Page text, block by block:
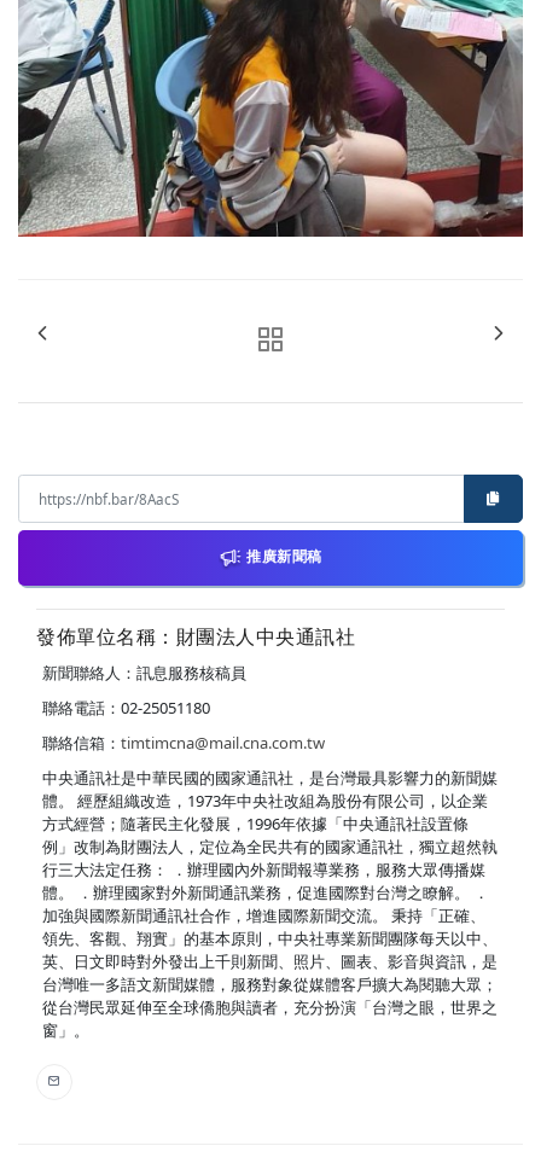
推廣新聞稿
發佈單位名稱：財團法人中央通訊社
新聞聯絡人：訊息服務核稿員
聯絡電話：02-25051180
聯絡信箱： timtimcna@mail.cna.com.tw
中央通訊社是中華民國的國家通訊社，是台灣最具影響力的新聞媒
體。 經歷組織改造，1973年中央社改組為股份有限公司，以企業
方式經營；隨著民主化發展，1996年依據「中央通訊社設置條
例」改制為財團法人，定位為全民共有的國家通訊社，獨立超然執
行三大法定任務： ．辦理國內外新聞報導業務，服務大眾傳播媒
體。 ．辦理國家對外新聞通訊業務，促進國際對台灣之瞭解。 ．
加強與國際新聞通訊社合作，增進國際新聞交流。 秉持「正確、
領先、客觀、翔實」的基本原則，中央社專業新聞團隊每天以中、
英、日文即時對外發出上千則新聞、照片、圖表、影音與資訊，是
台灣唯一多語文新聞媒體，服務對象從媒體客戶擴大為閱聽大眾；
從台灣民眾延伸至全球僑胞與讀者，充分扮演「台灣之眼，世界之
窗」。